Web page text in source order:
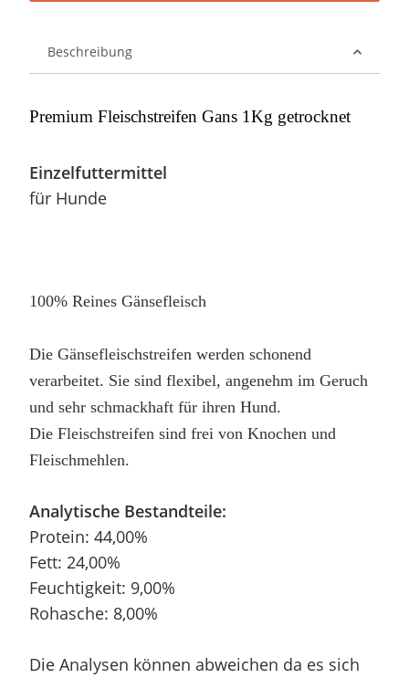
Beschreibung
Premium Fleischstreifen Gans 1Kg getrocknet
Einzelfuttermittel
für Hunde
100% Reines Gänsefleisch
Die Gänsefleischstreifen werden schonend
verarbeitet. Sie sind flexibel, angenehm im Geruch
und sehr schmackhaft für ihren Hund.
Die Fleischstreifen sind frei von Knochen und
Fleischmehlen.
Analytische Bestandteile:
Protein: 44,00%
Fett: 24,00%
Feuchtigkeit: 9,00%
Rohasche: 8,00%
Die Analysen können abweichen da es sich